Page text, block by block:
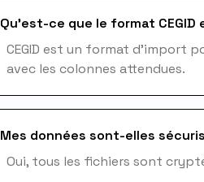
Qu'est-ce que le format
CEGID est un format d'import
avec les colonnes attendues.
Mes données sont-elles
Oui, tous les fichiers sont